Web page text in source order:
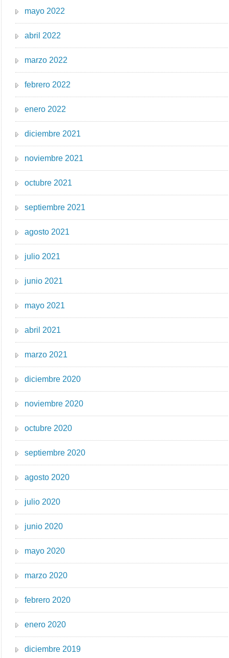
mayo 2022
abril 2022
marzo 2022
febrero 2022
enero 2022
diciembre 2021
noviembre 2021
octubre 2021
septiembre 2021
agosto 2021
julio 2021
junio 2021
mayo 2021
abril 2021
marzo 2021
diciembre 2020
noviembre 2020
octubre 2020
septiembre 2020
agosto 2020
julio 2020
junio 2020
mayo 2020
marzo 2020
febrero 2020
enero 2020
diciembre 2019